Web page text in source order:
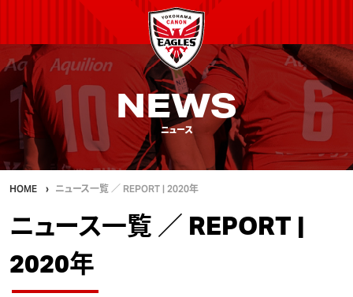
NEWS
ニュース
HOME ニュース一覧 ／ REPORT | 2020年
ニュース一覧 ／ REPORT |
2020年